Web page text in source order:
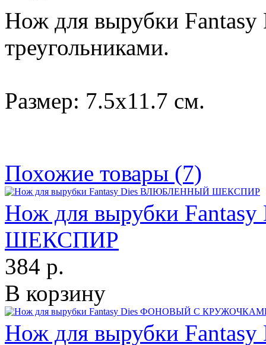
Нож для вырубки
треугольниками.
Размер: 7.5х11.7 см.
Похожие товары (7)
Нож для вырубки
ШЕКСПИР
384 р.
В корзину
Нож для вырубки